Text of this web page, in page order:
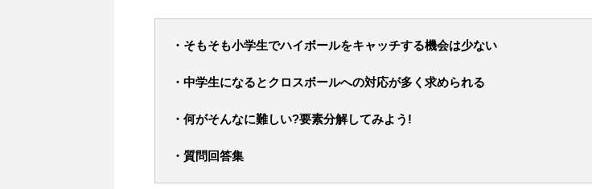
・そもそも小学生でハイボールをキャッチする機会は少ない
・中学生になるとクロスボールへの対応が多く求められる
・何がそんなに難しい?要素分解してみよう!
・質問回答集